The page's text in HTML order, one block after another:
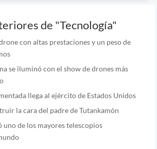
de "Tecnología"
con altas prestaciones y un peso de
se iluminó con el show de drones más
llega al ejército de Estados Unidos
la cara del padre de Tutankamón
uno de los mayores telescopios